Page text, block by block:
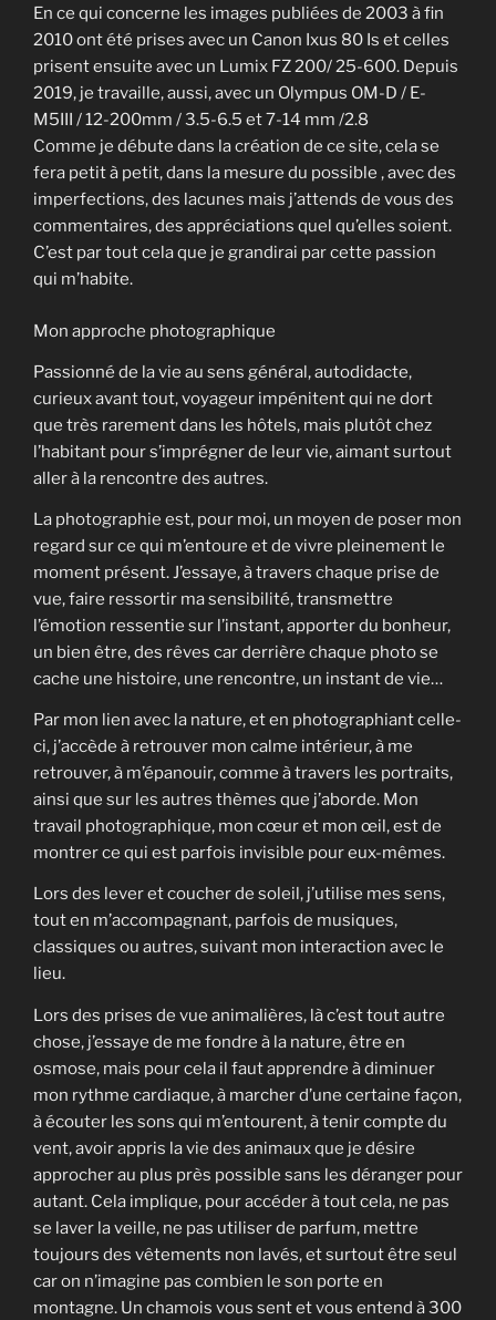
En ce qui concerne les images publiées de 2003 à fin
2010 ont été prises avec un Canon Ixus 80 Is et celles
prisent ensuite avec un Lumix FZ 200/ 25-600. Depuis
2019, je travaille, aussi, avec un Olympus OM-D / E-
M5III / 12-200mm / 3.5-6.5 et 7-14 mm /2.8
Comme je débute dans la création de ce site, cela se
fera petit à petit, dans la mesure du possible , avec des
imperfections, des lacunes mais j’attends de vous des
commentaires, des appréciations quel qu’elles soient.
C’est par tout cela que je grandirai par cette passion
qui m’habite.
Mon approche photographique
Passionné de la vie au sens général, autodidacte,
curieux avant tout, voyageur impénitent qui ne dort
que très rarement dans les hôtels, mais plutôt chez
l’habitant pour s’imprégner de leur vie, aimant surtout
aller à la rencontre des autres.
La photographie est, pour moi, un moyen de poser mon
regard sur ce qui m’entoure et de vivre pleinement le
moment présent. J’essaye, à travers chaque prise de
vue, faire ressortir ma sensibilité, transmettre
l’émotion ressentie sur l’instant, apporter du bonheur,
un bien être, des rêves car derrière chaque photo se
cache une histoire, une rencontre, un instant de vie…
Par mon lien avec la nature, et en photographiant celle-
ci, j’accède à retrouver mon calme intérieur, à me
retrouver, à m’épanouir, comme à travers les portraits,
ainsi que sur les autres thèmes que j’aborde. Mon
travail photographique, mon cœur et mon œil, est de
montrer ce qui est parfois invisible pour eux-mêmes.
Lors des lever et coucher de soleil, j’utilise mes sens,
tout en m’accompagnant, parfois de musiques,
classiques ou autres, suivant mon interaction avec le
lieu.
Lors des prises de vue animalières, là c’est tout autre
chose, j’essaye de me fondre à la nature, être en
osmose, mais pour cela il faut apprendre à diminuer
mon rythme cardiaque, à marcher d’une certaine façon,
à écouter les sons qui m’entourent, à tenir compte du
vent, avoir appris la vie des animaux que je désire
approcher au plus près possible sans les déranger pour
autant. Cela implique, pour accéder à tout cela, ne pas
se laver la veille, ne pas utiliser de parfum, mettre
toujours des vêtements non lavés, et surtout être seul
car on n’imagine pas combien le son porte en
montagne. Un chamois vous sent et vous entend à 300